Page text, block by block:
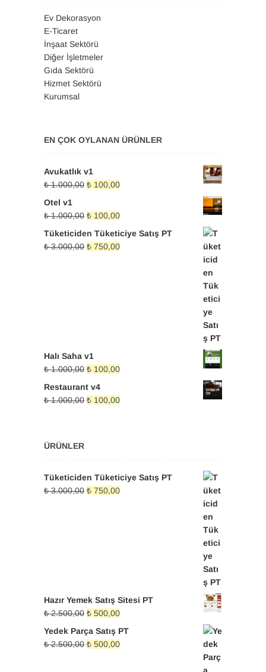
Ev Dekorasyon
E-Ticaret
İnşaat Sektörü
Diğer İşletmeler
Gıda Sektörü
Hizmet Sektörü
Kurumsal
EN ÇOK OYLANAN ÜRÜNLER
Avukatlık v1
₺1.000,00 Orijinal
₺ 1.000,00.
₺ 100,00Şu
fiyat:
₺ 100,00.
Otel v1
₺1.000,00 Orijinal
₺ 1.000,00.
₺ 100,00Şu
andaki
fiyat:
₺ 100,00.
Tüketiciden Tüketiciye Satış PT
₺3.000,00 Orijinal
₺ 750,00Şu
Halı Saha v1
₺1.000,00 Orijinal
₺ 1.000,00.
₺ 100,00Şu
fiyat:
₺ 100,00.
Restaurant v4
₺1.000,00 Orijinal
₺ 100,00Şu
ÜRÜNLER
Tüketiciden Tüketiciye Satış PT
₺3.000,00 Orijinal
₺ 750,00Şu
Hazır Yemek Satış Sitesi PT
₺2.500,00 Orijinal
₺ 2.500,00.
₺ 500,00Şu
fiyat:
₺ 500,00.
Yedek Parça Satış PT
₺2.500,00 Orijinal
₺ 500,00Şu